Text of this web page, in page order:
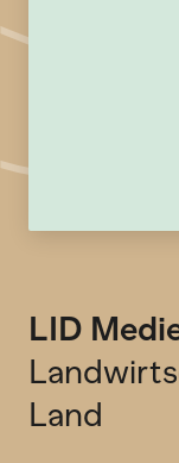
LID
Land